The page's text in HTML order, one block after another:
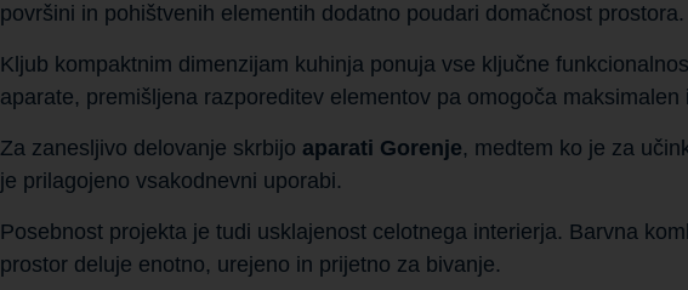
površini in pohištvenih elementih dodatno poudari domačnost prostora.
Kljub kompaktnim dimenzijam kuhinja ponuja vse ključne
aparate, premišljena razporeditev elementov pa omogoča maksimalen
Za zanesljivo delovanje skrbijo aparati Gorenje, medtem ko je za
je prilagojeno vsakodnevni uporabi.
Posebnost projekta je tudi usklajenost celotnega interierja. Barvna
prostor deluje enotno, urejeno in prijetno za bivanje.